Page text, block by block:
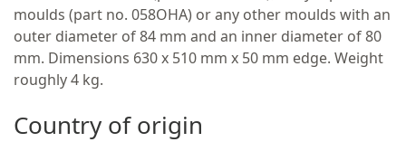
moulds (part no. 058OHA) or any other moulds with an
outer diameter of 84 mm and an inner diameter of 80
mm. Dimensions 630 x 510 mm x 50 mm edge. Weight
roughly 4 kg.
Country of origin